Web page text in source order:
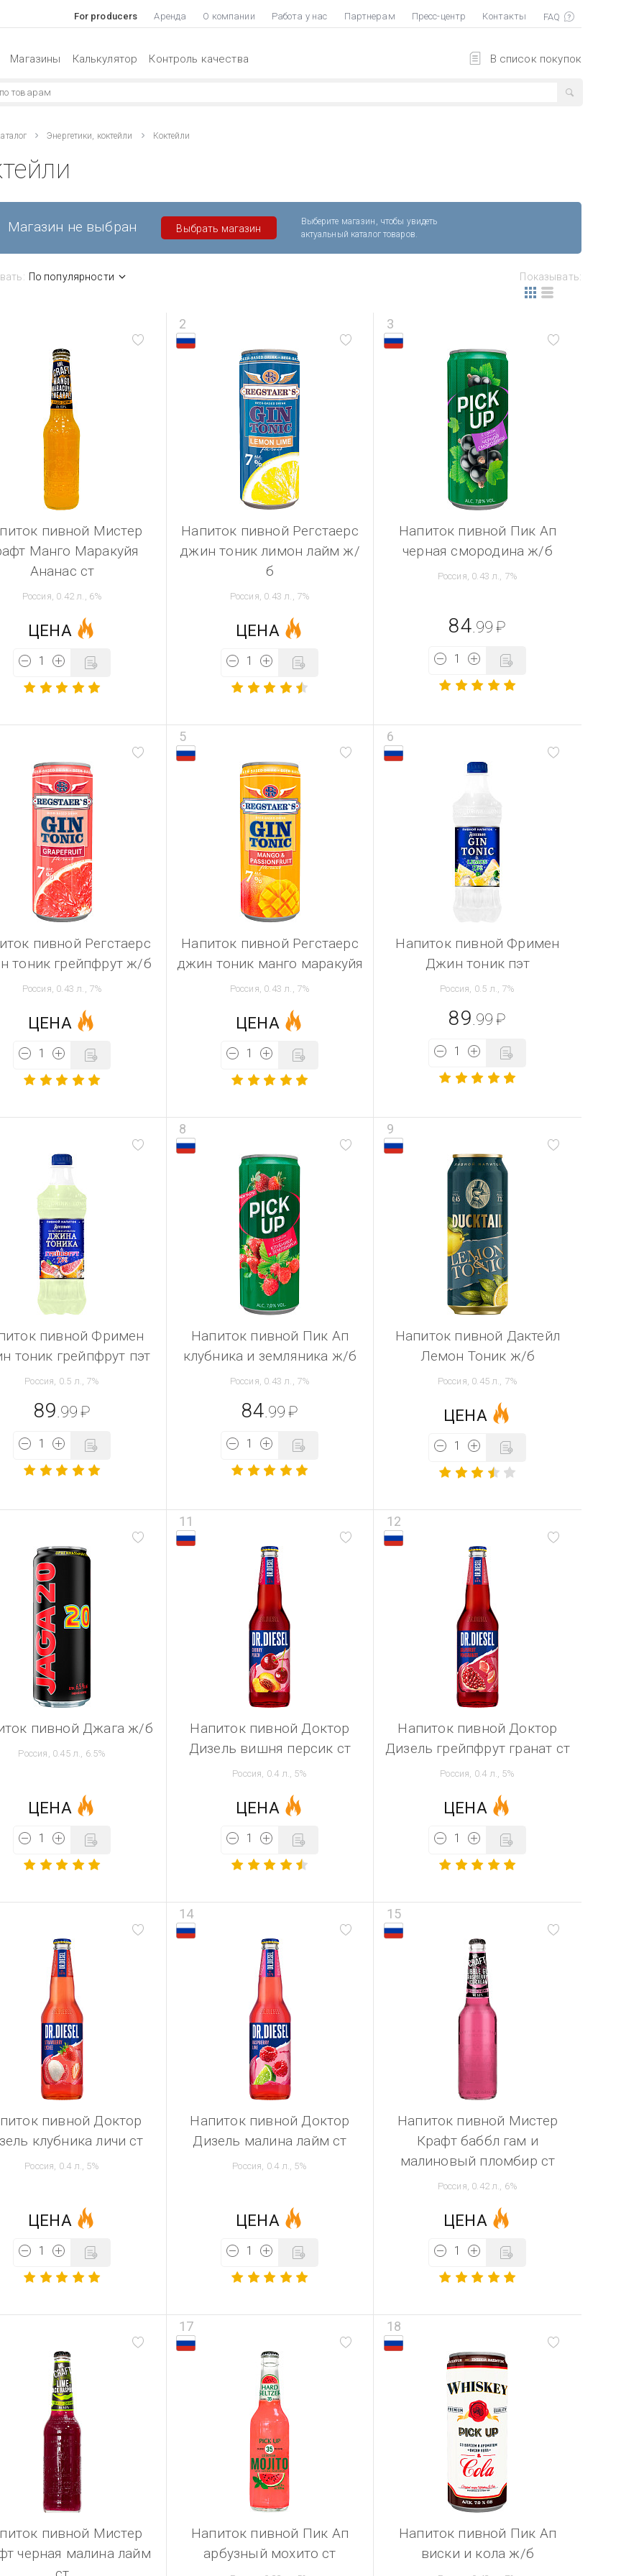
For producers Аренда О компании Работа у нас Партнерам Пресс-центр Контакты
В список покупок
Магазины Калькулятор Контроль качества
Энергетики, коктейли Коктейли
Магазин не выбран Выбрать магазин
Выберите магазин, чтобы увидеть
актуальный каталог товаров.
По популярности Показывать:
пивной Мистер
Манго Маракуйя
Ананас ст
Россия, 0.42 л., 6%
ЦЕНА
2
Напиток пивной Регстаерс
джин тоник лимон лайм ж/
б
Россия, 0.43 л., 7%
ЦЕНА
3
Напиток пивной Пик Ап
черная смородина ж/б
Россия, 0.43 л., 7%
84 .99 ₽
пивной Регстаерс
тоник грейпфрут ж/б
Россия, 0.43 л., 7%
ЦЕНА
5
Напиток пивной Регстаерс
джин тоник манго маракуйя
Россия, 0.43 л., 7%
ЦЕНА
6
Напиток пивной Фримен
Джин тоник пэт
Россия, 0.5 л., 7%
89 .99 ₽
пивной Фримен
тоник грейпфрут пэт
Россия, 0.5 л., 7%
89 .99 ₽
8
Напиток пивной Пик Ап
клубника и земляника ж/б
Россия, 0.43 л., 7%
84 .99 ₽
9
Напиток пивной Дактейл
Лемон Тоник ж/б
Россия, 0.45 л., 7%
ЦЕНА
пивной Джага ж/б
Россия, 0.45 л., 6.5%
ЦЕНА
11
Напиток пивной Доктор
Дизель вишня персик ст
Россия, 0.4 л., 5%
ЦЕНА
12
Напиток пивной Доктор
Дизель грейпфрут гранат ст
Россия, 0.4 л., 5%
ЦЕНА
пивной Доктор
клубника личи ст
Россия, 0.4 л., 5%
ЦЕНА
14
Напиток пивной Доктор
Дизель малина лайм ст
Россия, 0.4 л., 5%
ЦЕНА
15
Напиток пивной Мистер
Крафт баббл гам и
малиновый пломбир ст
Россия, 0.42 л., 6%
ЦЕНА
пивной Мистер
черная малина лайм
17
Напиток пивной Пик Ап
арбузный мохито ст
18
Напиток пивной Пик Ап
виски и кола ж/б